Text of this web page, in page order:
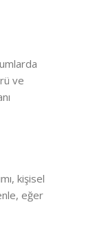
ve
kişisel
eğer